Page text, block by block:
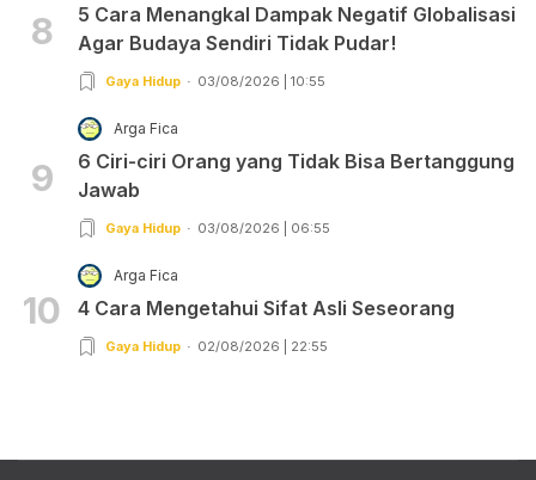
8
5 Cara Menangkal Dampak Negatif Globalisasi
Agar Budaya Sendiri Tidak Pudar!
Gaya Hidup 03/08/2026 | 10:55
9
Arga Fica
6 Ciri-ciri Orang yang Tidak Bisa Bertanggung
Jawab
Gaya Hidup 03/08/2026 | 06:55
10
Arga Fica
4 Cara Mengetahui Sifat Asli Seseorang
Gaya Hidup 02/08/2026 | 22:55